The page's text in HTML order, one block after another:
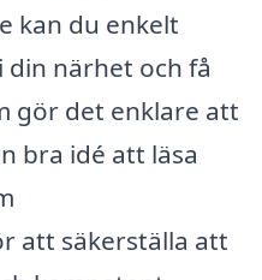
kan du enkelt
närhet och få
gör det enklare att
bra idé att läsa
att säkerställa att